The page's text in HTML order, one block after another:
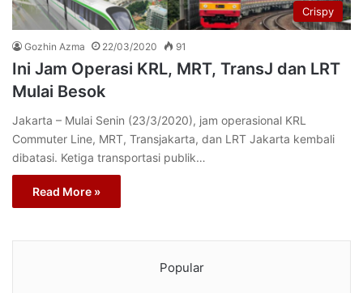
Crispy
Gozhin Azma 22/03/2020 91
Ini Jam Operasi KRL, MRT, TransJ dan LRT
Mulai Besok
Jakarta – Mulai Senin (23/3/2020), jam operasional KRL
Commuter Line, MRT, Transjakarta, dan LRT Jakarta kembali
dibatasi. Ketiga transportasi publik…
Read More »
Popular